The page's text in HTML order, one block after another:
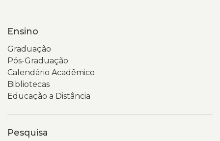
em
tons
verde
e
elementos
gráficos
circulares.
ler
Estadual
do
Grande
do
Sul
(Uergs).
No
o
Ensino
Graduação
Pós-Graduação
Calendário Acadêmico
Bibliotecas
Educação a Distância
Pesquisa